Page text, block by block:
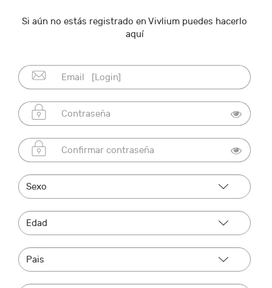
Si aún no estás registrado en Vivlium puedes hacerlo
aquí